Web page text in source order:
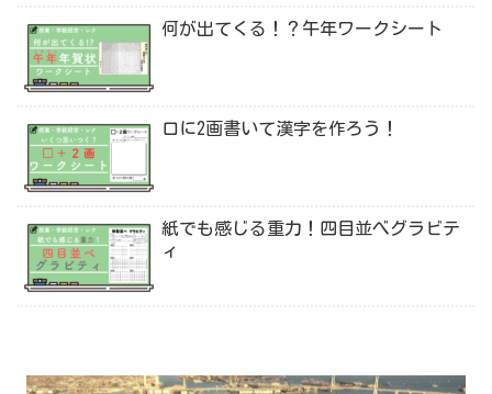
何が出てくる！？午年ワークシート
口に2画書いて漢字を作ろう！
紙でも感じる重力！四目並べグラビテ
ィ